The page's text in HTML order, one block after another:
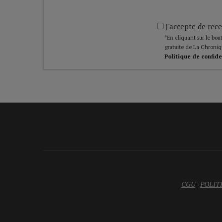
J'accepte de
*En cliquant sur le
gratuite de La
Politique de
CGU-